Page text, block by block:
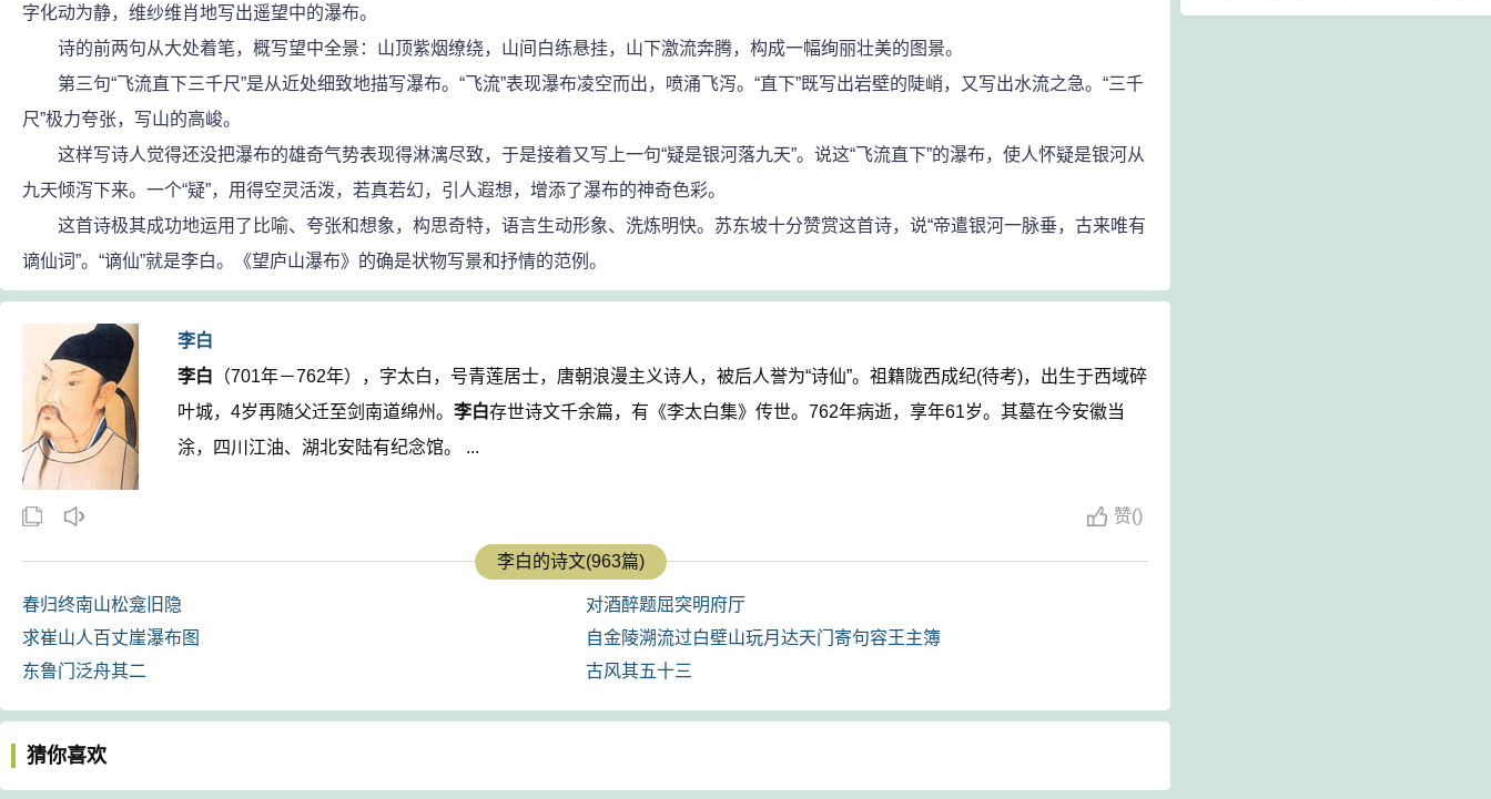
字化动为静，维纱维肖地写出遥望中的瀑布。
诗的前两句从大处着笔，概写望中全景：山顶紫烟缭绕，山间白练悬挂，山下激流奔腾，构成一幅绚丽壮美的图景。
第三句“飞流直下三千尺”是从近处细致地描写瀑布。“飞流”表现瀑布凌空而出，喷涌飞泻。“直下”既写出岩壁的陡峭，又写出水流之急。“三千
尺”极力夸张，写山的高峻。
这样写诗人觉得还没把瀑布的雄奇气势表现得淋漓尽致，于是接着又写上一句“疑是银河落九天”。说这“飞流直下”的瀑布，使人怀疑是银河从
九天倾泻下来。一个“疑”，用得空灵活泼，若真若幻，引人遐想，增添了瀑布的神奇色彩。
这首诗极其成功地运用了比喻、夸张和想象，构思奇特，语言生动形象、洗炼明快。苏东坡十分赞赏这首诗，说“帝遣银河一脉垂，古来唯有
谪仙词”。“谪仙”就是李白。《望庐山瀑布》的确是状物写景和抒情的范例。
李白
李白 （701年－762年），字太白，号青莲居士，唐朝浪漫主义诗人，被后人誉为“诗仙”。祖籍陇西成纪(待考)，出生于西域碎
叶城，4岁再随父迁至剑南道绵州。 李白存世诗文千余篇，有《李太白集》传世。762年病逝，享年61岁。其墓在今安徽当
涂，四川江油、湖北安陆有纪念馆。 ...
赞()
李白的诗文(963篇)
春归终南山松龛旧隐
对酒醉题屈突明府厅
求崔山人百丈崖瀑布图
自金陵溯流过白壁山玩月达天门寄句容王主簿
东鲁门泛舟其二
古风其五十三
猜你喜欢